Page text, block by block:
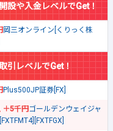
設や入金レベルでGet！
岡三オンライン[くりっく株
引レベルでGet！
Plus500JP証券[FX]
＋5千円ゴールデンウェイジャ